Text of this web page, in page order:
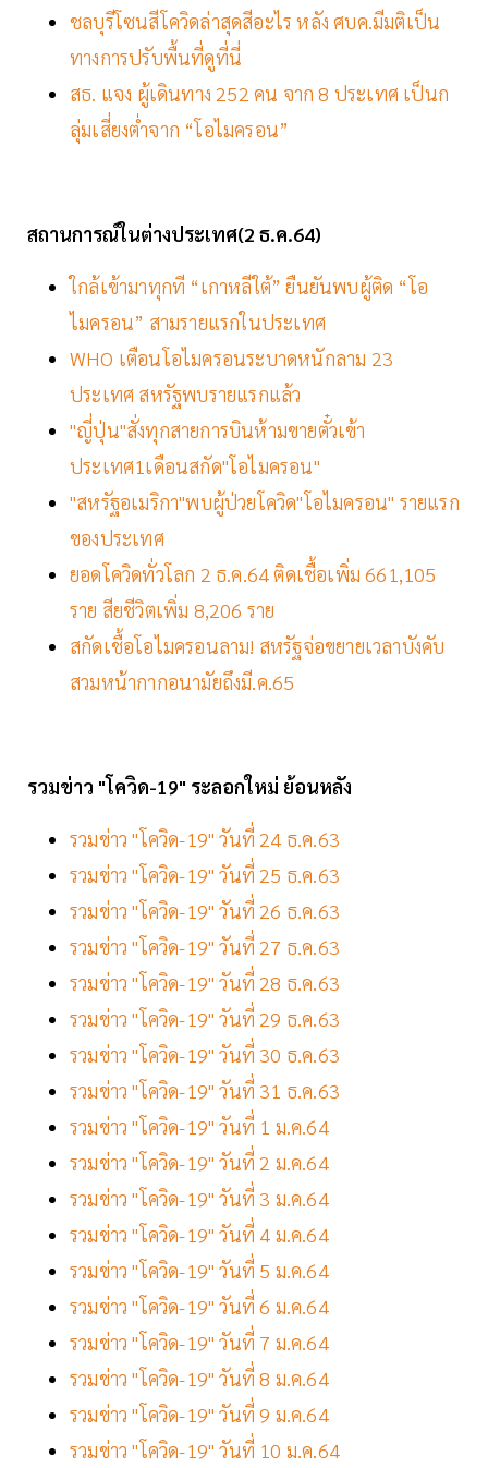
ชลบุรีโซนสีโควิดล่าสุดสีอะไร หลัง ศบค.มีมติเป็น
ทางการปรับพื้นที่ดูที่นี่
สธ. แจง ผู้เดินทาง 252 คน จาก 8 ประเทศ เป็นก
ลุ่มเสี่ยงต่ำจาก “โอไมครอน”
สถานการณ์ในต่างประเทศ(2 ธ.ค.64)
ใกล้เข้ามาทุกที “เกาหลีใต้” ยืนยันพบผู้ติด “โอ
ไมครอน” สามรายแรกในประเทศ
WHO เตือนโอไมครอนระบาดหนักลาม 23
ประเทศ สหรัฐพบรายแรกแล้ว
"ญี่ปุ่น"สั่งทุกสายการบินห้ามขายตั๋วเข้า
ประเทศ1เดือนสกัด"โอไมครอน"
"สหรัฐอเมริกา"พบผู้ป่วยโควิด"โอไมครอน" รายแรก
ของประเทศ
ยอดโควิดทั่วโลก 2 ธ.ค.64 ติดเชื้อเพิ่ม 661,105
ราย สียชีวิตเพิ่ม 8,206 ราย
สกัดเชื้อโอไมครอนลาม! สหรัฐจ่อขยายเวลาบังคับ
สวมหน้ากากอนามัยถึงมี.ค.65
รวมข่าว "โควิด-19" ระลอกใหม่ ย้อนหลัง
รวมข่าว "โควิด-19" วันที่ 24 ธ.ค.63
รวมข่าว "โควิด-19" วันที่ 25 ธ.ค.63
รวมข่าว "โควิด-19" วันที่ 26 ธ.ค.63
รวมข่าว "โควิด-19" วันที่ 27 ธ.ค.63
รวมข่าว "โควิด-19" วันที่ 28 ธ.ค.63
รวมข่าว "โควิด-19" วันที่ 29 ธ.ค.63
รวมข่าว "โควิด-19" วันที่ 30 ธ.ค.63
รวมข่าว "โควิด-19" วันที่ 31 ธ.ค.63
รวมข่าว "โควิด-19" วันที่ 1 ม.ค.64
รวมข่าว "โควิด-19" วันที่ 2 ม.ค.64
รวมข่าว "โควิด-19" วันที่ 3 ม.ค.64
รวมข่าว "โควิด-19" วันที่ 4 ม.ค.64
รวมข่าว "โควิด-19" วันที่ 5 ม.ค.64
รวมข่าว "โควิด-19" วันที่ 6 ม.ค.64
รวมข่าว "โควิด-19" วันที่ 7 ม.ค.64
รวมข่าว "โควิด-19" วันที่ 8 ม.ค.64
รวมข่าว "โควิด-19" วันที่ 9 ม.ค.64
รวมข่าว "โควิด-19" วันที่ 10 ม.ค.64